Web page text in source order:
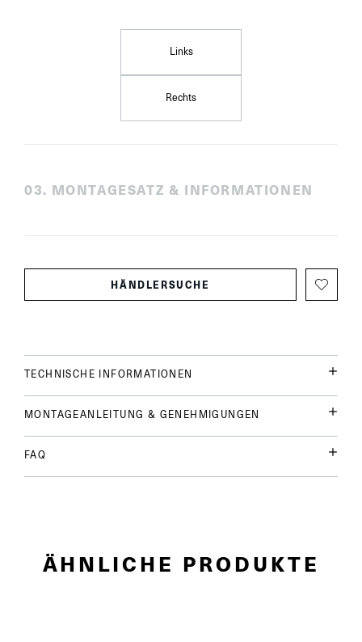
Links
Rechts
03. MONTAGESATZ & INFORMATIONEN
HÄNDLERSUCHE
TECHNISCHE INFORMATIONEN
MONTAGEANLEITUNG & GENEHMIGUNGEN
FAQ
ÄHNLICHE PRODUKTE